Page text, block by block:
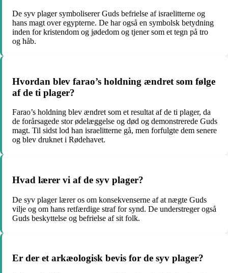
De syv plager symboliserer Guds befrielse af israelitterne og
hans magt over egypterne. De har også en symbolsk betydning
inden for kristendom og jødedom og tjener som et tegn på tro
og håb.
Hvordan blev farao’s holdning ændret som følge
af de ti plager?
Farao’s holdning blev ændret som et resultat af de ti plager, da
de forårsagede stor ødelæggelse og død og demonstrerede Guds
magt. Til sidst lod han israelitterne gå, men forfulgte dem senere
og blev druknet i Rødehavet.
Hvad lærer vi af de syv plager?
De syv plager lærer os om konsekvenserne af at nægte Guds
vilje og om hans retfærdige straf for synd. De understreger også
Guds beskyttelse og befrielse af sit folk.
Er der et arkæologisk bevis for de syv plager?